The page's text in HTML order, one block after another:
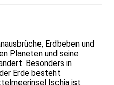
Erdbeben und
Planeten und seine
Besonders in
Erde besteht
Ischia ist